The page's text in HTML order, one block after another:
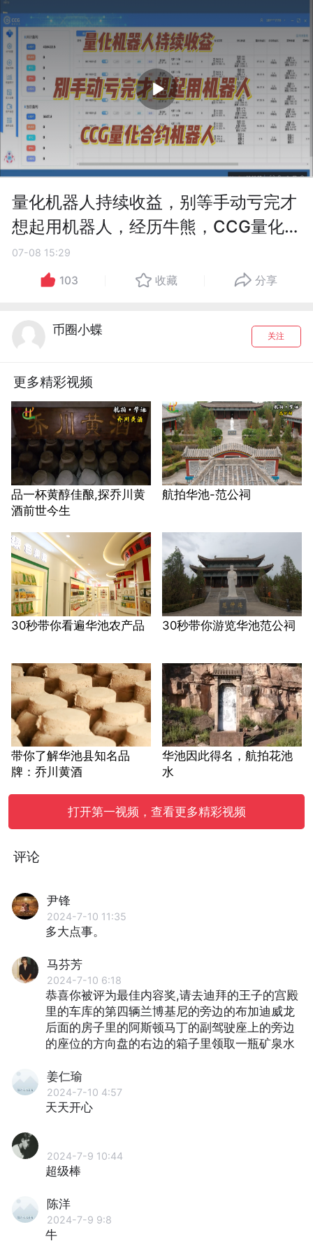
量化机器人持续收益，别等手动亏完才
想起用机器人，经历牛熊，CCG量化合
约机器人
07-08 15:29
103 收藏 分享
币圈小蝶 关注
更多精彩视频
品一杯黄醇佳酿,探乔川黄
酒前世今生
航拍华池-范公祠
30秒带你看遍华池农产品 30秒带你游览华池范公祠
带你了解华池县知名品
牌：乔川黄酒
华池因此得名，航拍花池
水
打开第一视频，查看更多精彩视频
评论
尹锋
2024-7-10 11:35
多大点事。
马芬芳
2024-7-10 6:18
恭喜你被评为最佳内容奖,请去迪拜的王子的宫殿
里的车库的第四辆兰博基尼的旁边的布加迪威龙
后面的房子里的阿斯顿马丁的副驾驶座上的旁边
的座位的方向盘的右边的箱子里领取一瓶矿泉水
姜仁瑜
2024-7-10 4:57
天天开心
2024-7-9 10:44
超级棒
陈洋
2024-7-9 9:8
牛